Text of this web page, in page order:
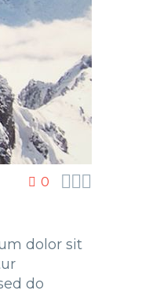
0 
dolor sit
do